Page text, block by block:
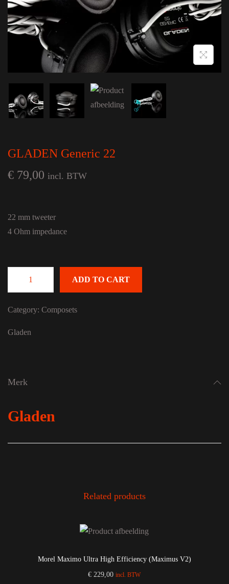
GLADEN Generic 22
€ 79,00 incl. BTW
22 mm tweeter
4 Ohm impedance
ADD TO CART
Category: Composets
Gladen
Merk
Gladen
Related products
Morel Maximo Ultra High Efficiency (Maximus V2)
€ 229,00 incl. BTW